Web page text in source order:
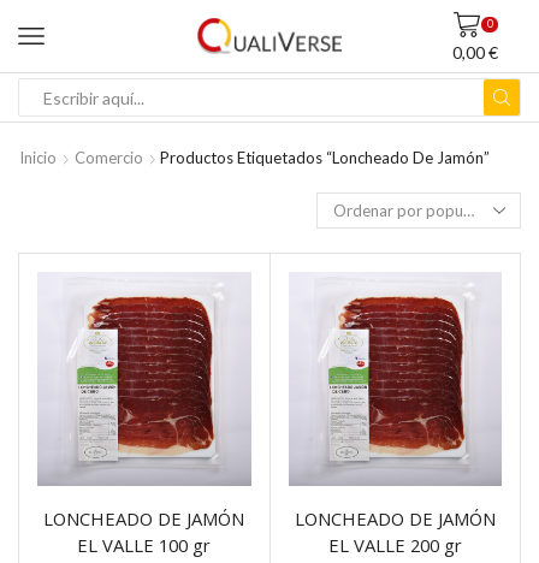
0
0,00€
BÚSQUEDA
Inicio Comercio Productos Etiquetados “loncheado De Jamón”
LONCHEADO DE JAMÓN
EL VALLE 100 gr
LONCHEADO DE JAMÓN
EL VALLE 200 gr